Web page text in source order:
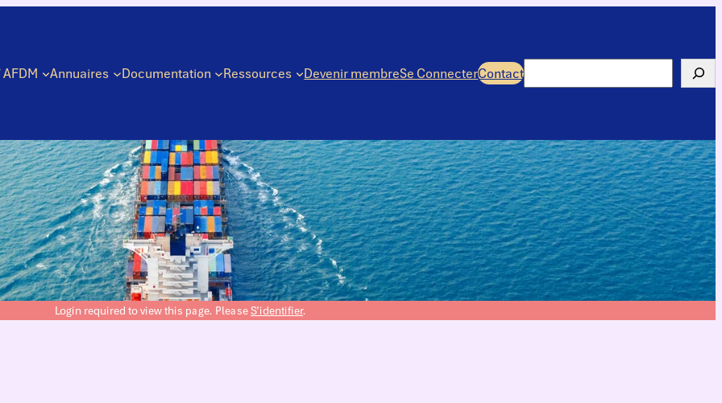
AFDM Annuaires Documentation Ressources Devenir membreSe ConnecterContactRechercher
Login required to view this page. PleaseS’identifier.